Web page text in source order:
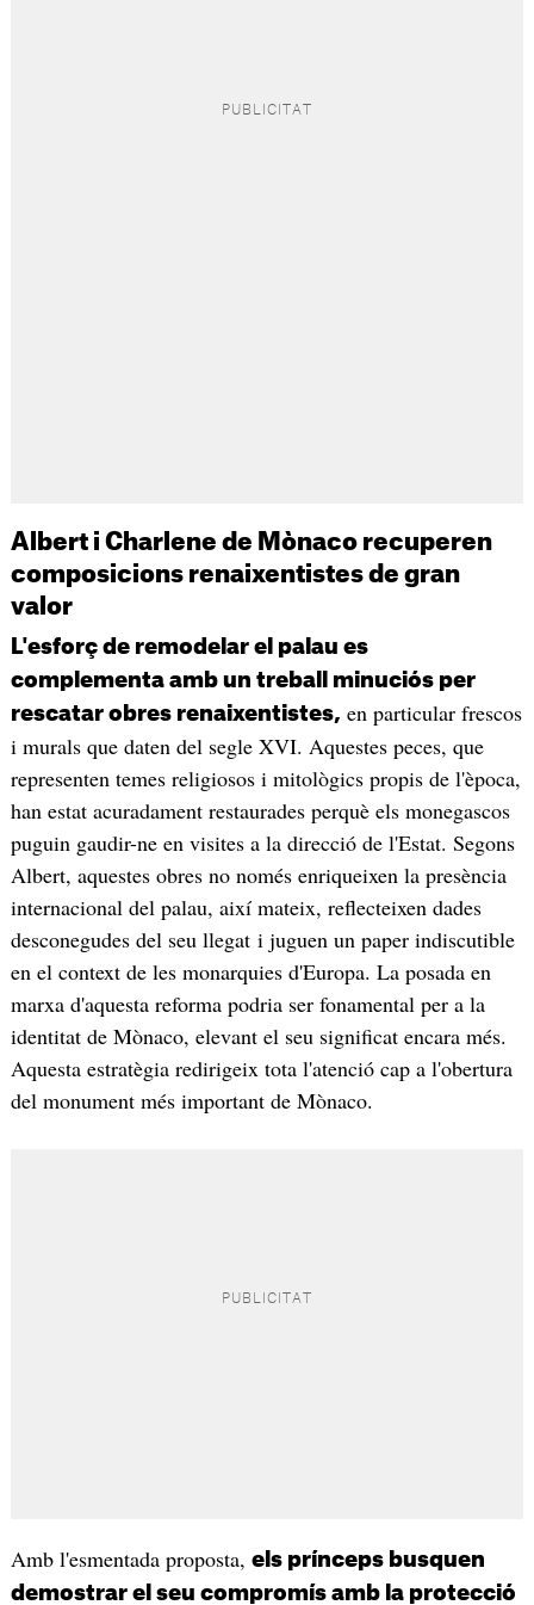
Albert i Charlene de Mònaco recuperen
composicions renaixentistes de gran
valor
L'esforç de remodelar el palau es
complementa amb un treball minuciós per
rescatar obres renaixentistes, en particular frescos
i murals que daten del segle XVI. Aquestes peces, que
representen temes religiosos i mitològics propis de l'època,
han estat acuradament restaurades perquè els monegascos
puguin gaudir-ne en visites a la direcció de l'Estat. Segons
Albert, aquestes obres no només enriqueixen la presència
internacional del palau, així mateix, reflecteixen dades
desconegudes del seu llegat i juguen un paper indiscutible
en el context de les monarquies d'Europa. La posada en
marxa d'aquesta reforma podria ser fonamental per a la
identitat de Mònaco, elevant el seu significat encara més.
Aquesta estratègia redirigeix tota l'atenció cap a l'obertura
del monument més important de Mònaco.
Amb l'esmentada proposta, els prínceps busquen
demostrar el seu compromís amb la protecció